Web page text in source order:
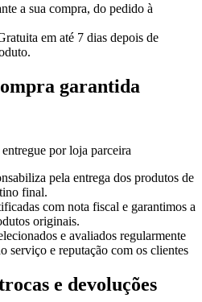
a sua compra, do pedido à
em até 7 dias depois de
garantida
por loja parceira
pela entrega dos produtos de
final.
com nota fiscal e garantimos a
originais.
e avaliados regularmente
serviço e reputação com os clientes
e devoluções